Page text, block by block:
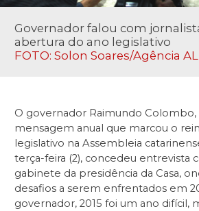
Governador falou com
abertura do ano legislativo
FOTO: Solon Soares/Agência AL
O governador Raimundo Colombo,
mensagem anual que marcou o
legislativo na Assembleia
terça-feira (2), concedeu entrevista
gabinete da presidência da Casa,
desafios a serem enfrentados em
governador, 2015 foi um ano difícil,